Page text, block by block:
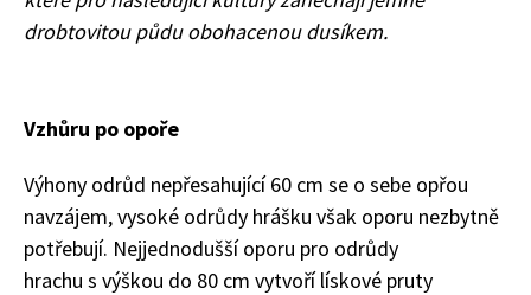
drobtovitou půdu obohacenou dusíkem.
Vzhůru po opoře
Výhony odrůd nepřesahující 60 cm se o sebe opřou
navzájem, vysoké odrůdy hrášku však oporu nezbytně
potřebují. Nejjednodušší oporu pro odrůdy
hrachu s výškou do 80 cm vytvoří lískové pruty